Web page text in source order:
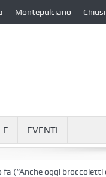
Montepulciano Chiusi
EVENTI
oggi broccoletti e